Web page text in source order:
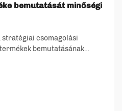
bemutatását minőségi
csomagolási
bemutatásának
piacon a